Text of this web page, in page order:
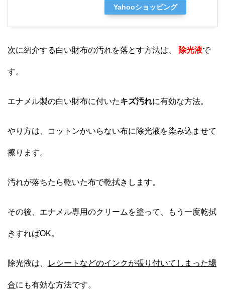
Yahooショッピング
次に紹介する白い財布の汚れを落とす方法は、 除光液で
す。
エナメル製の白い財布に付いたキズ汚れに有効な方法。
やり方は、コットンかいらない布に除光液を染み込ませて
擦ります。
汚れが落ちたら乾いた布で乾拭きします。
その後、エナメル専用のクリームを塗って、もう一度乾拭
きすればOK。
除光液は、 レシートなどのインクが張り付いてしまった場
合にも有効な方法です。